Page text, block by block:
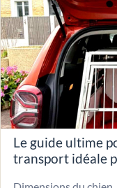
Le guide ultime
transport idéale